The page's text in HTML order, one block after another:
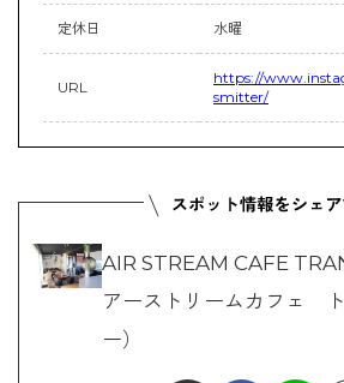
定休日 水曜
URL
https://
smitter/
AIR STREAM CAFE
アーストリームカフェ
ー）